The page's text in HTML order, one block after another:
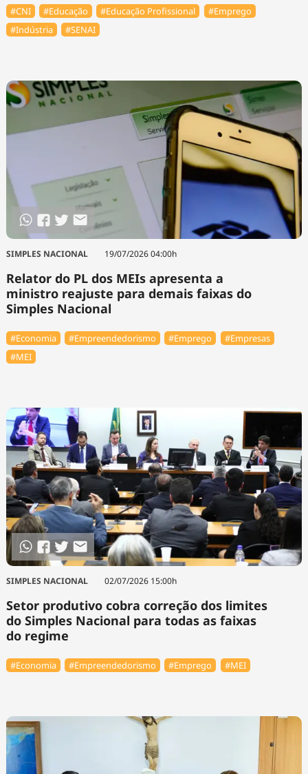
#CNI #Educação #Educação Profissional
#Emprego
#Indústria
#SENAI
SIMPLES NACIONAL 19/07/2026 04:00h
Relator do PL dos MEIs apresenta a
ministro reajuste para demais faixas do
Simples Nacional
#Economia #Empreendedorismo #Emprego
#Empresas
#MEI
SIMPLES NACIONAL 02/07/2026 15:00h
Setor produtivo cobra correção dos limites
do Simples Nacional para todas as faixas
do regime
#Economia #Empreendedorismo #Emprego #MEI